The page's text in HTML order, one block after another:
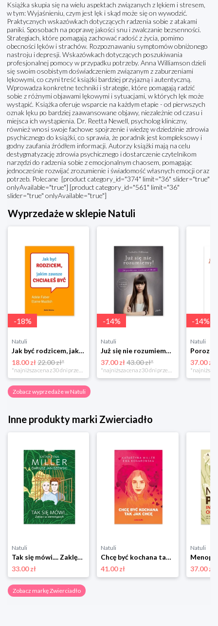
Książka skupia się na wielu aspektach związanych z lękiem i stresem,
w tym: Wyjaśnieniu, czym jest lęk i skąd może się on wywodzić.
Praktycznych wskazówkach dotyczących radzenia sobie z atakami
paniki. Sposobach na poprawę jakości snu i zwalczanie bezsenności.
Strategiach, które pomagają zachować radość z życia, pomimo
obecności lęków i strachów. Rozpoznawaniu symptomów obniżonego
nastroju i depresji. Wskazówkach dotyczących poszukiwania
profesjonalnej pomocy w przypadku potrzeby. Anna Williamson dzieli
się swoim osobistym doświadczeniem związanym z zaburzeniami
lękowymi, co czyni treść książki bardziej przyjazną i autentyczną.
Wprowadza konkretne techniki i strategie, które pomagają radzić
sobie z różnymi objawami lękowymi i sytuacjami, w których lęk może
wystąpić. Książka oferuje wsparcie na każdym etapie - od pierwszych
oznak lęku po bardziej zaawansowane objawy, niezależnie od czasu i
miejsca ich wystąpienia. Dr. Reetta Newell, psycholog kliniczny,
również wnosi swoje fachowe spojrzenie i wiedzę w dziedzinie zdrowia
psychicznego do książki, co sprawia, że poradnik jest kompleksowy i
godny zaufania źródłem informacji. Autorzy książki mają na celu
destygmatyzację zdrowia psychicznego i dostarczenie czytelnikom
narzędzi do radzenia sobie z emocjonalnym chaosem, pomagając
jednocześnie rozwijać zrozumienie i świadomość własnych emocji oraz
potrzeb. Polecane [product category_id="374" limit="36" slider="true"
onlyAvailable="true"] [product category_id="561" limit="36"
slider="true" onlyAvailable="true"]
Wyprzedaże w sklepie Natuli
-18%
Natuli
Jak być rodzicem, jakim zawsze chciałeś być Media rodzina
18.00 zł22.00 zł*
*najniższa cena z 30 dni przed obniżką
-14%
Natuli
Już się nie rozumiemy! Jak przeżyć czas trzaskających drzwi Esprit
37.00 zł 43.00 zł*
*najniższa cena z 30 dni przed obniżką
-14%
Natuli
37.00 zł
Zobacz wyprzedaże w Natuli
Inne produkty marki Zwierciadło
Natuli
Tak się mówi.... Zaklęci w stereotypach Zwierciadło
33.00 zł
Natuli
Chcę być kochana tak jak chcę Zwierciadło
41.00 zł
Natuli
37.00 zł
Zobacz markę Zwierciadło